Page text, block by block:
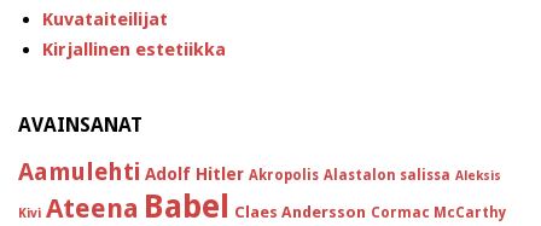
Kuvataiteilijat
Kirjallinen estetiikka
AVAINSANAT
Aamulehti Adolf Hitler Akropolis Alastalon salissa Aleksis
Kivi Ateena Babel Claes Andersson Cormac McCarthy